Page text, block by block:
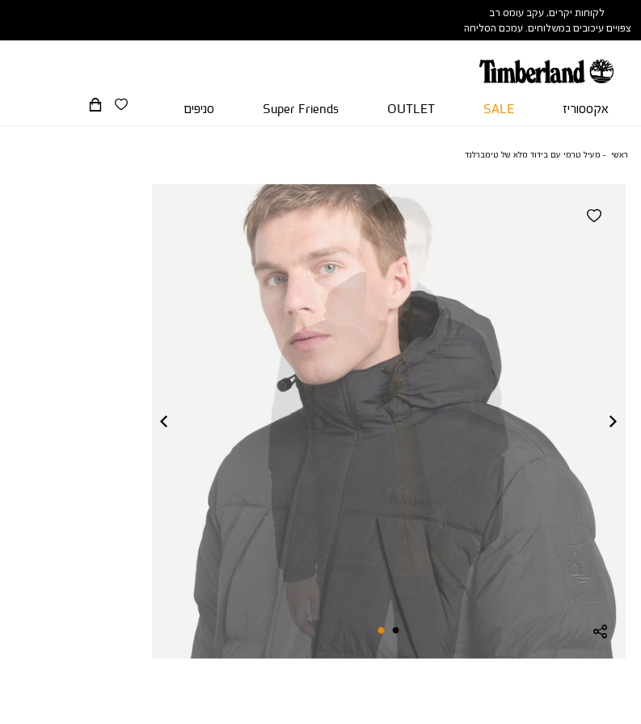
לקוחות יקרים, עקב עומס רב
צפויים עיכובים במשלוחים. עמכם הסליחה
אקססוריז SALE
OUTLET
Super Friends סניפים
ראשי מעיל טרמי עם בידוד מלא של טימברלנד